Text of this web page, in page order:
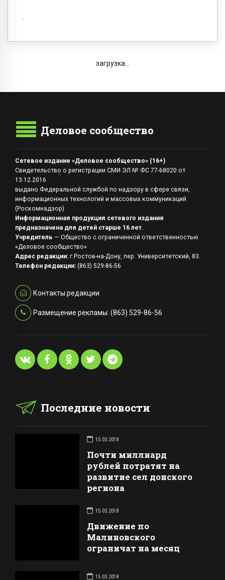
загрузка...
Деловое сообщество
Сетевое издание «Деловое сообщество» (16+)
Свидетельство о регистрации СМИ ЭЛ № ФС 77-68020 от
13.12.2016
выдано Федеральной службой по надзору в сфере связи,
информационных технологий и массовых коммуникаций
(Роскомнадзор)
Информационная продукция сетевого издания
предназначена для детей старше 16 лет.
Учредитель — Общество с ограниченной ответственностью
«Деловое сообщество»
Адрес редакции: г.Ростов-на-Дону, пер. Университетский, 83.
Телефон редакции: (863) 529-86-56
Контакты редакции
Размещение рекламы: (863) 529-86-56
Последние новости
15.03.2018
Почти миллиард
рублей потратят на
развитие сел донского
региона
15.03.2018
Движение по
Малиновского
ограничат на месяц
15.03.2018